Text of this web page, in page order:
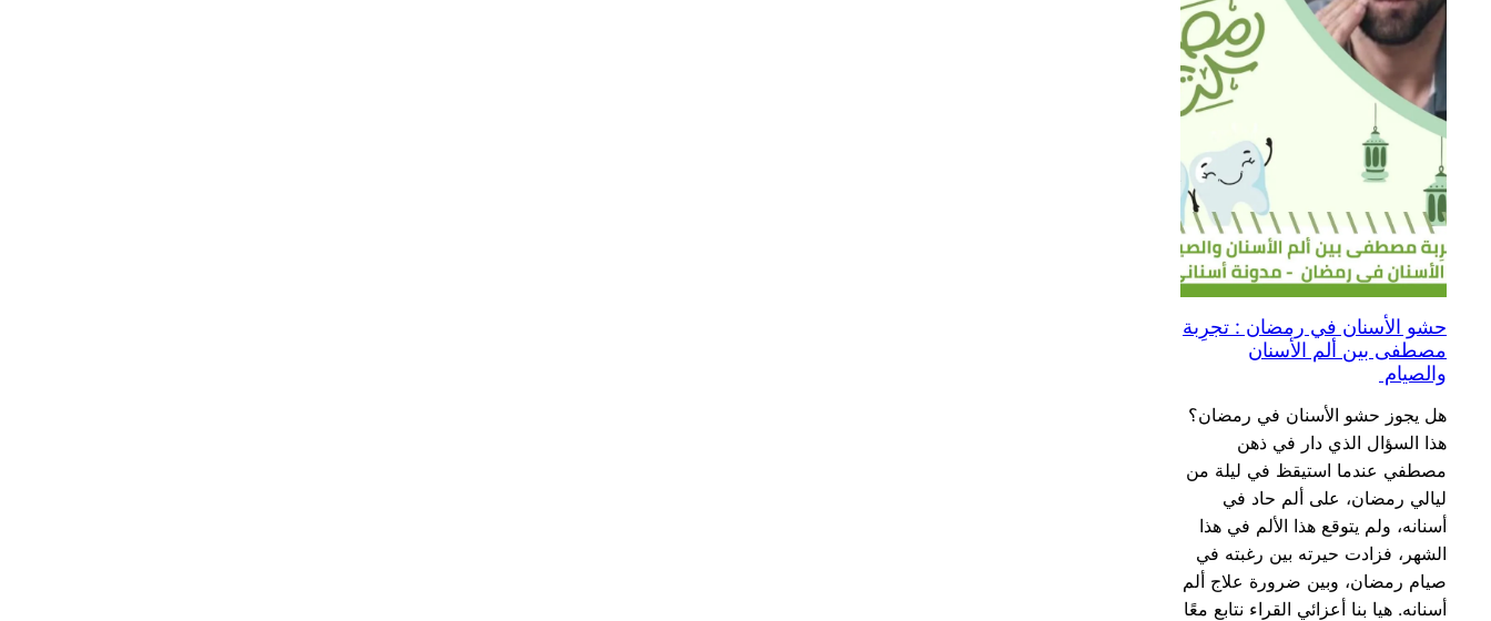
حشو الأسنان في رمضان : تجرِبة
مصطفى بين ألم الأسنان
والصيام
هل يجوز حشو الأسنان في رمضان؟
هذا السؤال الذي دار في ذهن
مصطفي عندما استيقظ في ليلة من
ليالي رمضان، على ألم حاد في
أسنانه، ولم يتوقع هذا الألم في هذا
الشهر، فزادت حيرته بين رغبته في
صيام رمضان، وبين ضرورة علاج ألم
أسنانه. هيا بنا أعزائي القراء نتابع معًا